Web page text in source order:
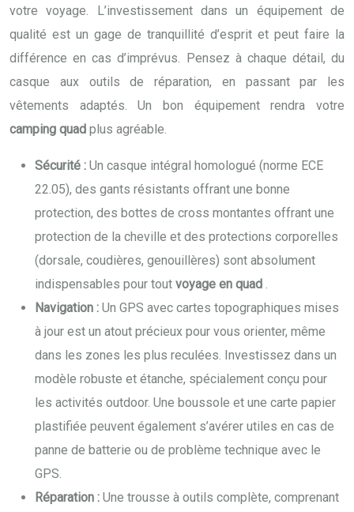
votre voyage. L’investissement dans un équipement de
qualité est un gage de tranquillité d’esprit et peut faire la
différence en cas d’imprévus. Pensez à chaque détail, du
casque aux outils de réparation, en passant par les
vêtements adaptés. Un bon équipement rendra votre
camping quad plus agréable.
Sécurité : Un casque intégral homologué (norme ECE
22.05), des gants résistants offrant une bonne
protection, des bottes de cross montantes offrant une
protection de la cheville et des protections corporelles
(dorsale, coudières, genouillères) sont absolument
indispensables pour tout voyage en quad
Navigation : Un GPS avec cartes topographiques mises
à jour est un atout précieux pour vous orienter, même
dans les zones les plus reculées. Investissez dans un
modèle robuste et étanche, spécialement conçu pour
les activités outdoor. Une boussole et une carte papier
plastifiée peuvent également s’avérer utiles en cas de
panne de batterie ou de problème technique avec le
GPS.
Réparation : Une trousse à outils complète, comprenant